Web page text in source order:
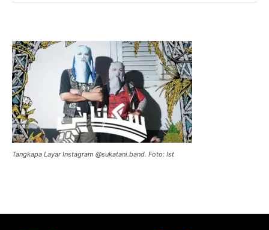
Tangkapa Layar Instagram @sukatani.band. Foto: Ist